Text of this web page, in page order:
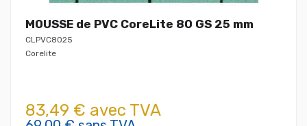
MOUSSE de PVC CoreLite 80 GS 25 mm
CLPVC8025
Corelite
83,49 € avec TVA